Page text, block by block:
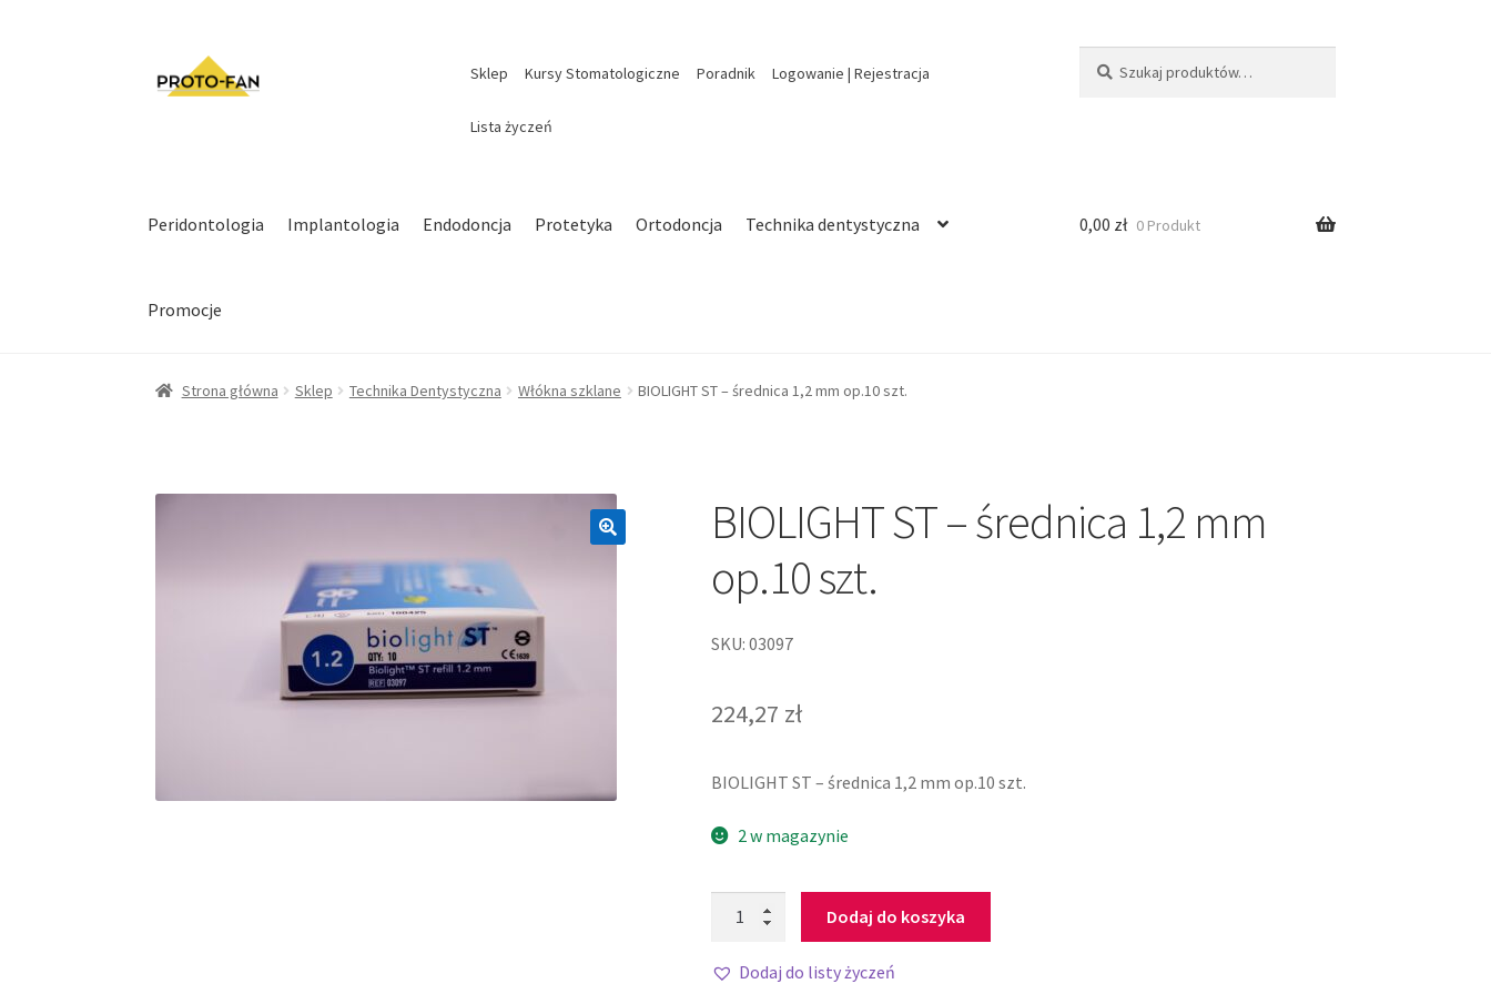
Sklep Kursy Stomatologiczne Poradnik Logowanie | Rejestracja
Lista życzeń
Peridontologia Implantologia Endodoncja Protetyka Ortodoncja Technika dentystyczna
Promocje
0,00 zł 0 Produkt
Strona główna Sklep Technika Dentystyczna Włókna szklane BIOLIGHT ST – średnica 1,2 mm op.10 szt.
BIOLIGHT ST – średnica 1,2 mm
op.10 szt.
SKU: 03097
224,27 zł
BIOLIGHT ST – średnica 1,2 mm op.10 szt.
2 w magazynie
Dodaj do koszyka
Dodaj do listy życzeń